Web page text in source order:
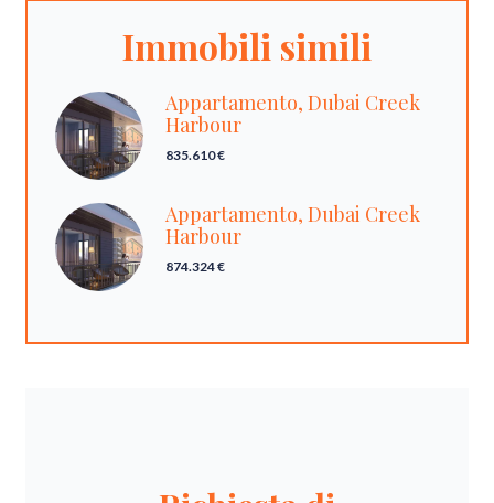
Immobili simili
Appartamento, Dubai Creek
Harbour
835.610 €
Appartamento, Dubai Creek
Harbour
874.324 €